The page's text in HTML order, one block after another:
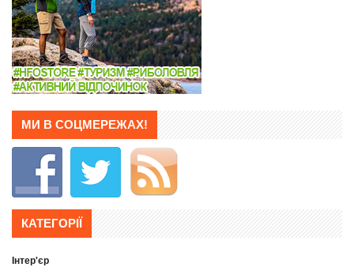
МИ В СОЦМЕРЕЖАХ!
КАТЕГОРІЇ
Інтер'єр